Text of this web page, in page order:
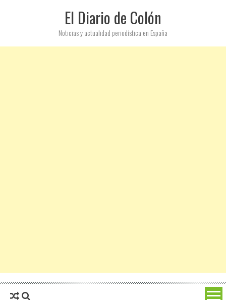
El Diario de Colón
Noticias y actualidad periodística en España